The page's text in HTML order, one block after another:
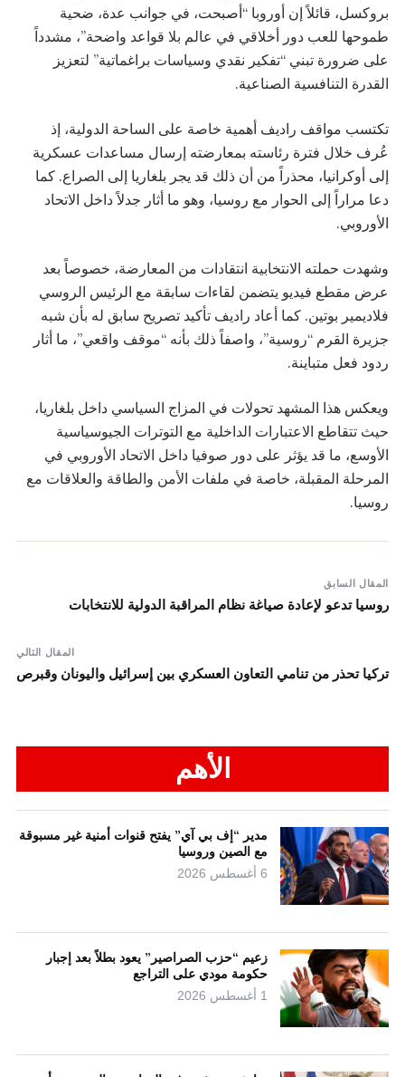
بروكسل، قائلاً إن أوروبا “أصبحت، في جوانب عدة، ضحية
طموحها للعب دور أخلاقي في عالم بلا قواعد واضحة”، مشدداً
على ضرورة تبني “تفكير نقدي وسياسات براغماتية” لتعزيز
القدرة التنافسية الصناعية.
تكتسب مواقف راديف أهمية خاصة على الساحة الدولية، إذ
عُرف خلال فترة رئاسته بمعارضته إرسال مساعدات عسكرية
إلى أوكرانيا، محذراً من أن ذلك قد يجر بلغاريا إلى الصراع. كما
دعا مراراً إلى الحوار مع روسيا، وهو ما أثار جدلاً داخل الاتحاد
الأوروبي.
وشهدت حملته الانتخابية انتقادات من المعارضة، خصوصاً بعد
عرض مقطع فيديو يتضمن لقاءات سابقة مع الرئيس الروسي
فلاديمير بوتين. كما أعاد راديف تأكيد تصريح سابق له بأن شبه
جزيرة القرم “روسية”، واصفاً ذلك بأنه “موقف واقعي”، ما أثار
ردود فعل متباينة.
ويعكس هذا المشهد تحولات في المزاج السياسي داخل بلغاريا،
حيث تتقاطع الاعتبارات الداخلية مع التوترات الجيوسياسية
الأوسع، ما قد يؤثر على دور صوفيا داخل الاتحاد الأوروبي في
المرحلة المقبلة، خاصة في ملفات الأمن والطاقة والعلاقات مع
روسيا.
المقال السابق
روسيا تدعو لإعادة صياغة نظام المراقبة الدولية للانتخابات
المقال التالي
تركيا تحذر من تنامي التعاون العسكري بين إسرائيل واليونان وقبرص
الأهم
مدير “إف بي آي” يفتح قنوات أمنية غير مسبوقة
مع الصين وروسيا
6 أغسطس 2026
زعيم “حزب الصراصير” يعود بطلاً بعد إجبار
حكومة مودي على التراجع
1 أغسطس 2026